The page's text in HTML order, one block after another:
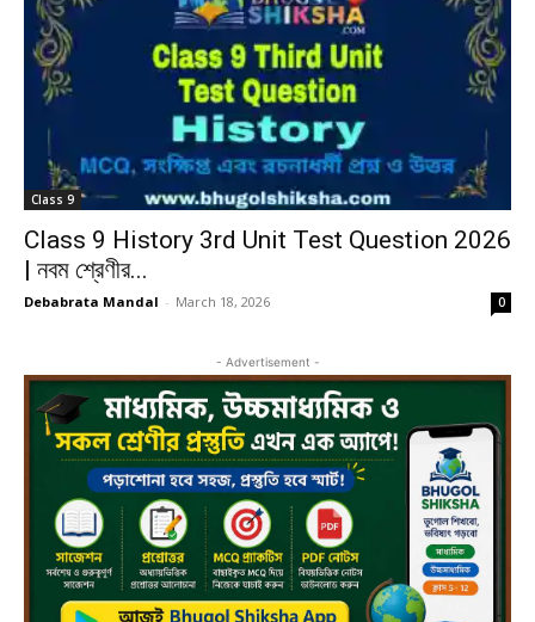
Class 9
Class 9 History 3rd Unit Test Question 2026
| নবম শ্রেণীর...
Debabrata Mandal - March 18, 2026 0
- Advertisement -